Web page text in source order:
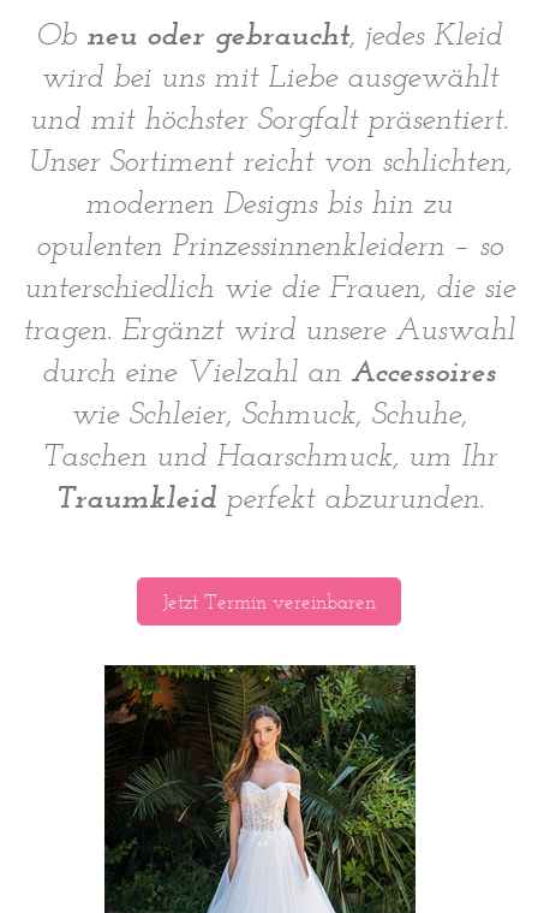
Ob neu oder gebraucht, jedes Kleid
wird bei uns mit Liebe ausgewählt
und mit höchster Sorgfalt präsentiert.
Unser Sortiment reicht von schlichten,
modernen Designs bis hin zu
opulenten Prinzessinnenkleidern – so
unterschiedlich wie die Frauen, die sie
tragen. Ergänzt wird unsere Auswahl
durch eine Vielzahl an Accessoires
wie Schleier, Schmuck, Schuhe,
Taschen und Haarschmuck, um Ihr
Traumkleidperfekt abzurunden.
Jetzt Termin vereinbaren